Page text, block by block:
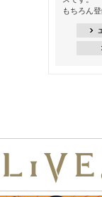
M-ON!
23:00
SUPER
24:00
もちろん